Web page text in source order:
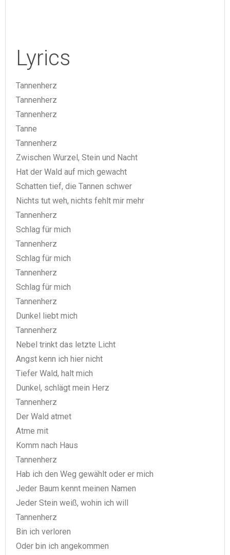
Lyrics
Tannenherz
Tannenherz
Tannenherz
Tanne
Tannenherz
Zwischen Wurzel, Stein und Nacht
Hat der Wald auf mich gewacht
Schatten tief, die Tannen schwer
Nichts tut weh, nichts fehlt mir mehr
Tannenherz
Schlag für mich
Tannenherz
Schlag für mich
Tannenherz
Schlag für mich
Tannenherz
Dunkel liebt mich
Tannenherz
Nebel trinkt das letzte Licht
Angst kenn ich hier nicht
Tiefer Wald, halt mich
Dunkel, schlägt mein Herz
Tannenherz
Der Wald atmet
Atme mit
Komm nach Haus
Tannenherz
Hab ich den Weg gewählt oder er mich
Jeder Baum kennt meinen Namen
Jeder Stein weiß, wohin ich will
Tannenherz
Bin ich verloren
Oder bin ich angekommen